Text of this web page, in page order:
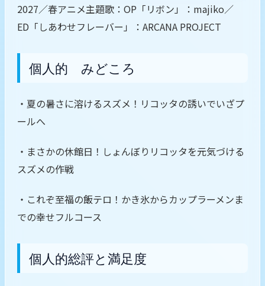
2027／春アニメ主題歌：OP「リボン」：majiko／
ED「しあわせフレーバー」：ARCANA PROJECT
個人的 みどころ
・夏の暑さに溶けるスズメ！リコッタの誘いでいざプ
ールへ
・まさかの休館日！しょんぼりリコッタを元気づける
スズメの作戦
・これぞ至福の飯テロ！かき氷からカップラーメンま
での幸せフルコース
個人的総評と満足度